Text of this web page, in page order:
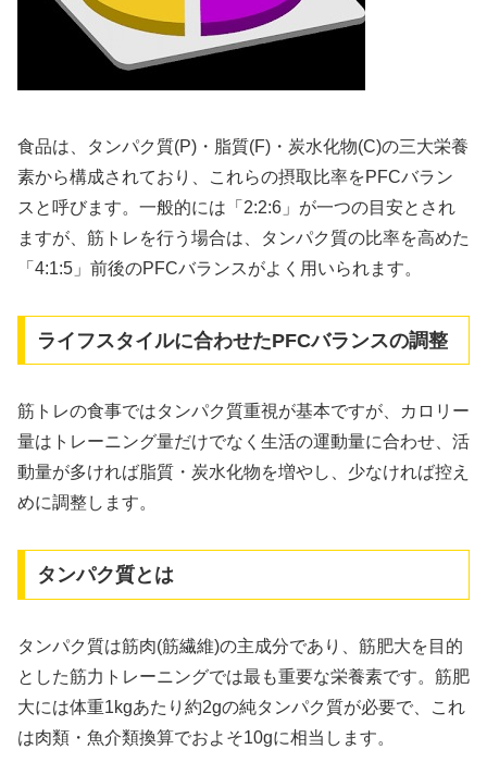
食品は、タンパク質(P)・脂質(F)・炭水化物(C)の三大栄養
素から構成されており、これらの摂取比率をPFCバラン
スと呼びます。一般的には「2:2:6」が一つの目安とされ
ますが、筋トレを行う場合は、タンパク質の比率を高めた
「4:1:5」前後のPFCバランスがよく用いられます。
ライフスタイルに合わせたPFCバランスの調整
筋トレの食事ではタンパク質重視が基本ですが、カロリー
量はトレーニング量だけでなく生活の運動量に合わせ、活
動量が多ければ脂質・炭水化物を増やし、少なければ控え
めに調整します。
タンパク質とは
タンパク質は筋肉(筋繊維)の主成分であり、筋肥大を目的
とした筋力トレーニングでは最も重要な栄養素です。筋肥
大には体重1kgあたり約2gの純タンパク質が必要で、これ
は肉類・魚介類換算でおよそ10gに相当します。